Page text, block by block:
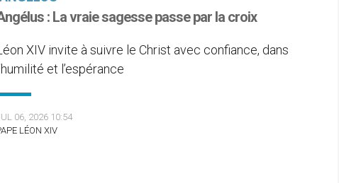
: La vraie sagesse passe par la croix
XIV invite à suivre le Christ avec confiance, dans
et l’espérance
06, 2026 10:54
LÉON XIV